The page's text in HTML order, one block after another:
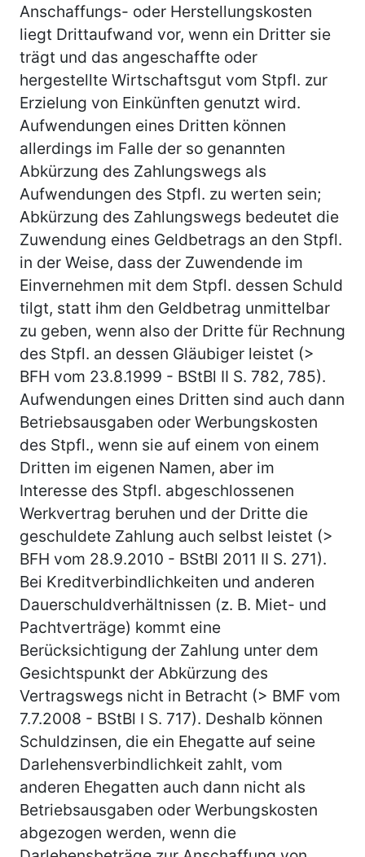
Anschaffungs- oder Herstellungskosten
liegt Drittaufwand vor, wenn ein Dritter sie
trägt und das angeschaffte oder
hergestellte Wirtschaftsgut vom Stpfl. zur
Erzielung von Einkünften genutzt wird.
Aufwendungen eines Dritten können
allerdings im Falle der so genannten
Abkürzung des Zahlungswegs als
Aufwendungen des Stpfl. zu werten sein;
Abkürzung des Zahlungswegs bedeutet die
Zuwendung eines Geldbetrags an den Stpfl.
in der Weise, dass der Zuwendende im
Einvernehmen mit dem Stpfl. dessen Schuld
tilgt, statt ihm den Geldbetrag unmittelbar
zu geben, wenn also der Dritte für Rechnung
des Stpfl. an dessen Gläubiger leistet (>
BFH vom 23.8.1999 - BStBl II S. 782, 785).
Aufwendungen eines Dritten sind auch dann
Betriebsausgaben oder Werbungskosten
des Stpfl., wenn sie auf einem von einem
Dritten im eigenen Namen, aber im
Interesse des Stpfl. abgeschlossenen
Werkvertrag beruhen und der Dritte die
geschuldete Zahlung auch selbst leistet (>
BFH vom 28.9.2010 - BStBl 2011 II S. 271).
Bei Kreditverbindlichkeiten und anderen
Dauerschuldverhältnissen (z. B. Miet- und
Pachtverträge) kommt eine
Berücksichtigung der Zahlung unter dem
Gesichtspunkt der Abkürzung des
Vertragswegs nicht in Betracht (> BMF vom
7.7.2008 - BStBl I S. 717). Deshalb können
Schuldzinsen, die ein Ehegatte auf seine
Darlehensverbindlichkeit zahlt, vom
anderen Ehegatten auch dann nicht als
Betriebsausgaben oder Werbungskosten
abgezogen werden, wenn die